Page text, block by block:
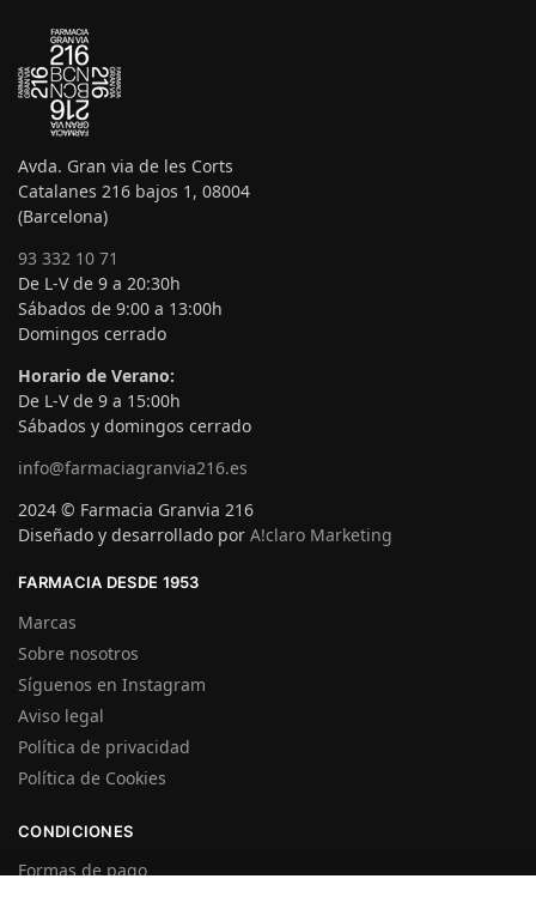
Avda. Gran via de les Corts
Catalanes 216 bajos 1, 08004
(Barcelona)
93 332 10 71
De L-V de 9 a 20:30h
Sábados de 9:00 a 13:00h
Domingos cerrado
Horario de Verano:
De L-V de 9 a 15:00h
Sábados y domingos cerrado
info@farmaciagranvia216.es
2024 © Farmacia Granvia 216
Diseñado y desarrollado por A!claro Marketing
FARMACIA DESDE 1953
Marcas
Sobre nosotros
Síguenos en Instagram
Aviso legal
Política de privacidad
Política de Cookies
CONDICIONES
Formas de pago